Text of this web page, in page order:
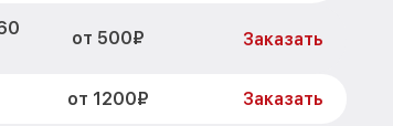
от 500₽ Заказать
от 1200₽ Заказать